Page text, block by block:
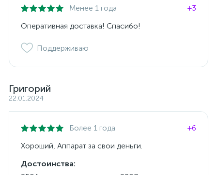
Менее 1 года
+3
Оперативная доставка! Спасибо!
Поддерживаю
Григорий
22.01.2024
Более 1 года
+6
Хороший, Аппарат за свои деньги.
Достоинства: